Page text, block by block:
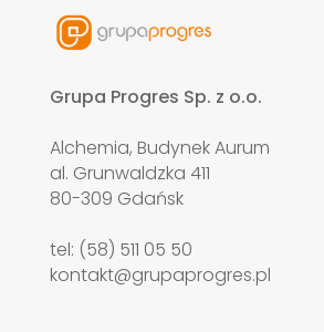
Grupa Progres Sp. z o.o.
Alchemia, Budynek Aurum
al. Grunwaldzka 411
80-309 Gdańsk
tel: (58) 511 05 50
kontakt@grupaprogres.pl